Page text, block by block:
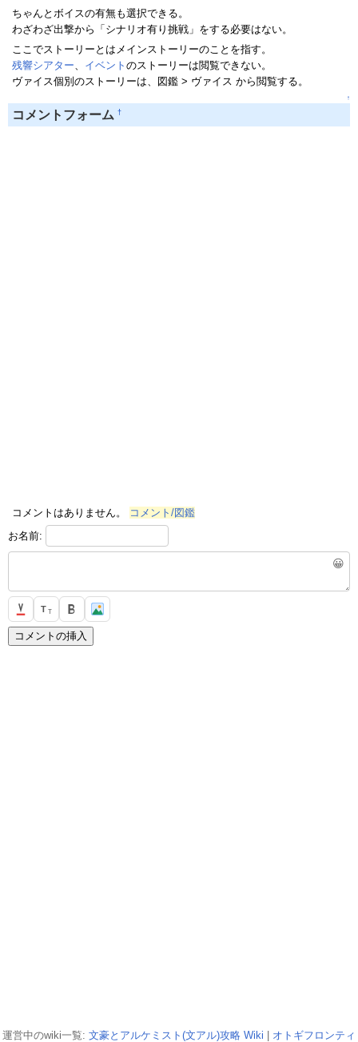
ちゃんとボイスの有無も選択できる。
わざわざ出撃から「シナリオ有り挑戦」をする必要はない。
ここでストーリーとはメインストーリーのことを指す。
残響シアター
イベント のストーリーは閲覧できない。
ヴァイス個別のストーリーは、図鑑 > ヴァイス から閲覧する。
↑
コメントフォーム †
コメントはありません。
コメント/図鑑
お名前:
😀
T T
運営中のwiki一覧: 文豪とアルケミスト(文アル)攻略 Wiki | オトギフロンティ